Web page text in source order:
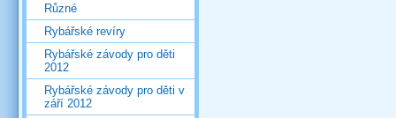
Různé
Rybářské revíry
Rybářské závody pro děti
2012
Rybářské závody pro děti v
září 2012